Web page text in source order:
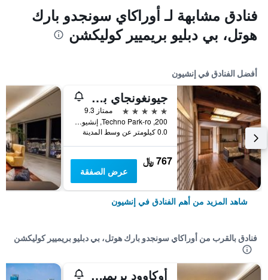
فنادق مشابهة لـ أوراكاي سونجدو بارك
هوتل، بي دبليو بريميير كوليكشن
أفضل الفنادق في إنشيون
جيونغونجاي باي واكرهيل
5 نجوم
ممتاز 9.3
200, Techno Park-ro, إنشيون, كوريا الجنوبية
0.0 كيلومتر عن وسط المدينة
767 ﷼
عرض الصفقة
شاهد المزيد من أهم الفنادق في إنشيون
فنادق بالقرب من أوراكاي سونجدو بارك هوتل، بي دبليو بريميير كوليكشن
أوكاوود بريمير إنشيون